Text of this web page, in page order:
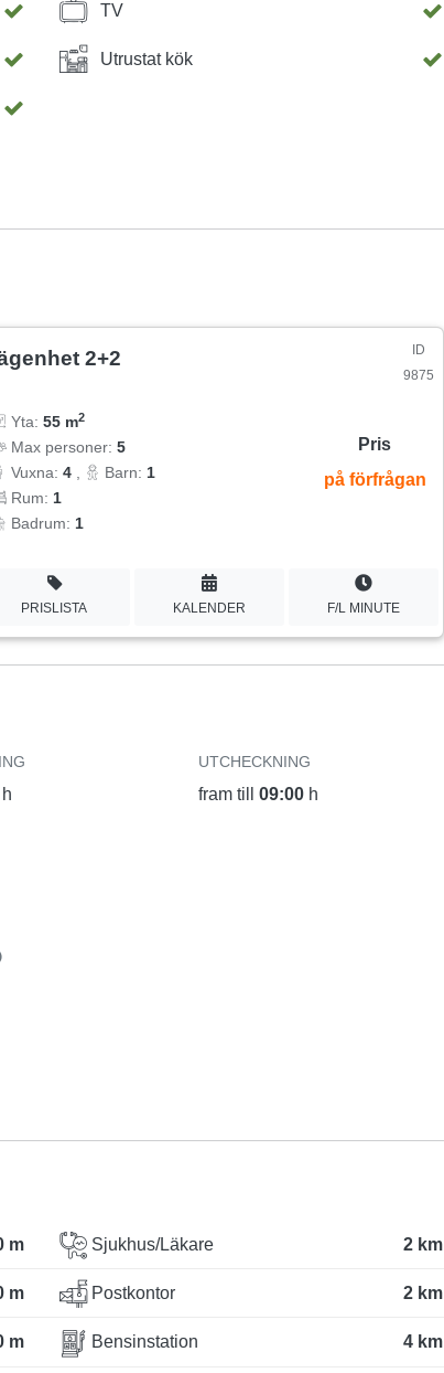
TV
Utrustat kök
2+2
ID
9875
Yta:55 m2
Max personer:5
Vuxna:4 , Barn:1
Rum:1
Badrum:1
Pris
på förfrågan
PRISLISTA KALENDER F/L MINUTE
h
UTCHECKNING
fram till 09:00h
m
m
m
Sjukhus/Läkare 2 km
Postkontor 2 km
Bensinstation 4 km